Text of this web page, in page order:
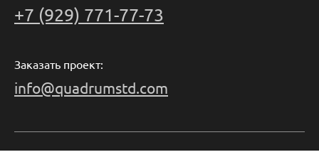
+7 (929) 771-77-73
Заказать проект:
info@quadrumstd.com